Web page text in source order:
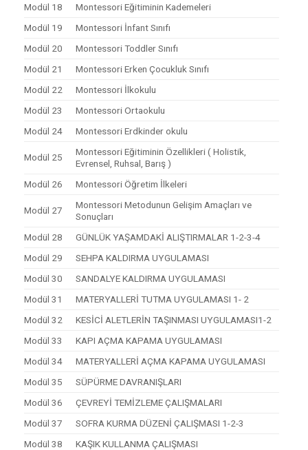
Modül 18
Montessori Eğitiminin Kademeleri
Modül 19
Montessori İnfant Sınıfı
Modül 20
Montessori Toddler Sınıfı
Modül 21
Montessori Erken Çocukluk Sınıfı
Modül 22
Montessori İlkokulu
Modül 23
Montessori Ortaokulu
Modül 24
Montessori Erdkinder okulu
Modül 25
Montessori Eğitiminin Özellikleri ( Holistik,
Evrensel, Ruhsal, Barış )
Modül 26
Montessori Öğretim İlkeleri
Modül 27
Montessori Metodunun Gelişim Amaçları ve
Sonuçları
Modül 28
GÜNLÜK YAŞAMDAKİ ALIŞTIRMALAR 1-2-3-4
Modül 29
SEHPA KALDIRMA UYGULAMASI
Modül 30
SANDALYE KALDIRMA UYGULAMASI
Modül 31
MATERYALLERİ TUTMA UYGULAMASI 1- 2
Modül 32
KESİCİ ALETLERİN TAŞINMASI UYGULAMASI1-2
Modül 33
KAPI AÇMA KAPAMA UYGULAMASI
Modül 34
MATERYALLERİ AÇMA KAPAMA UYGULAMASI
Modül 35
SÜPÜRME DAVRANIŞLARI
Modül 36
ÇEVREYİ TEMİZLEME ÇALIŞMALARI
Modül 37
SOFRA KURMA DÜZENİ ÇALIŞMASI 1-2-3
Modül 38
KAŞIK KULLANMA ÇALIŞMASI